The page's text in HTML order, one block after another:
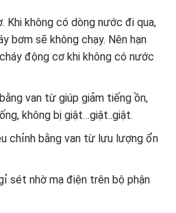
Khi không có dòng nước đi qua,
bơm sẽ không chạy. Nên hạn
động cơ khi không có nước
van từ giúp giảm tiếng ồn,
không bị giật…giật..giật.
chỉnh bằng van từ lưu lượng ổn
sét nhờ mạ điện trên bộ phận